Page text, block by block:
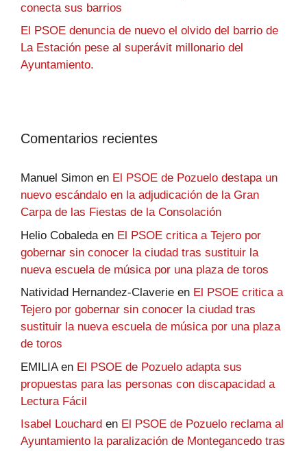
conecta sus barrios
El PSOE denuncia de nuevo el olvido del barrio de
La Estación pese al superávit millonario del
Ayuntamiento.
Comentarios recientes
Manuel Simon en El PSOE de Pozuelo destapa un
nuevo escándalo en la adjudicación de la Gran
Carpa de las Fiestas de la Consolación
Helio Cobaledaen El PSOE critica a Tejero por
gobernar sin conocer la ciudad tras sustituir la
nueva escuela de música por una plaza de toros
Natividad Hernandez-Claverie en El PSOE critica a
Tejero por gobernar sin conocer la ciudad tras
sustituir la nueva escuela de música por una plaza
de toros
EMILIAen El PSOE de Pozuelo adapta sus
propuestas para las personas con discapacidad a
Lectura Fácil
Isabel Louchard en El PSOE de Pozuelo reclama al
Ayuntamiento la paralización de Montegancedo tras